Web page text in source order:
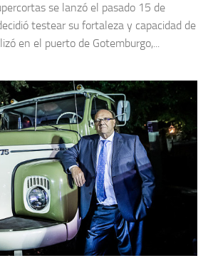
se lanzó el pasado 15 de
testear su fortaleza y capacidad de
en el puerto de Gotemburgo,...